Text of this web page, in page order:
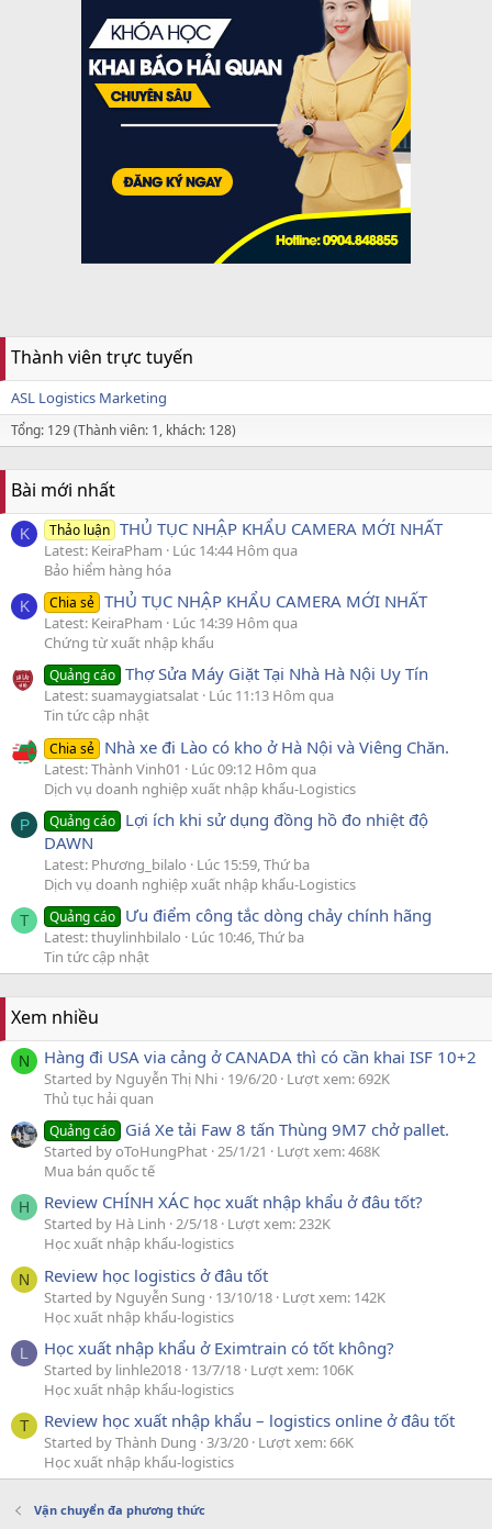
Thành viên trực tuyến
ASL Logistics Marketing
Tổng: 129 (Thành viên: 1, khách: 128)
Bài mới nhất
K Thảo luận THỦ TỤC NHẬP KHẨU CAMERA MỚI NHẤT
Latest: KeiraPham
Lúc 14:44 Hôm qua
Bảo hiểm hàng hóa
K Chia sẻ THỦ TỤC NHẬP KHẨU CAMERA MỚI NHẤT
Latest: KeiraPham
Lúc 14:39 Hôm qua
Chứng từ xuất nhập khẩu
Quảng cáo Thợ Sửa Máy Giặt Tại Nhà Hà Nội Uy Tín
Latest: suamaygiatsalat Lúc 11:13 Hôm qua
Tin tức cập nhật
Chia sẻ Nhà xe đi Lào có kho ở Hà Nội và Viêng Chăn.
Latest: Thành Vinh01
Lúc 09:12 Hôm qua
Dịch vụ doanh nghiệp xuất nhập khẩu-Logistics
P Quảng cáo Lợi ích khi sử dụng đồng hồ đo nhiệt độ
DAWN
Latest: Phương_bilalo
Lúc 15:59, Thứ ba
Dịch vụ doanh nghiệp xuất nhập khẩu-Logistics
T Quảng cáo Ưu điểm công tắc dòng chảy chính hãng
Latest: thuylinhbilalo
Lúc 10:46, Thứ ba
Tin tức cập nhật
Xem nhiều
N Hàng đi USA via cảng ở CANADA thì có cần khai ISF 10+2
Started by Nguyễn Thị Nhi 19/6/20 Lượt xem: 692K
Thủ tục hải quan
Quảng cáo Giá Xe tải Faw 8 tấn Thùng 9M7 chở pallet.
Started by oToHungPhat 25/1/21
Lượt xem: 468K
Mua bán quốc tế
H Review CHÍNH XÁC học xuất nhập khẩu ở đâu tốt?
Started by Hà Linh 2/5/18 Lượt xem: 232K
Học xuất nhập khẩu-logistics
N Review học logistics ở đâu tốt
Started by Nguyễn Sung 13/10/18 Lượt xem: 142K
Học xuất nhập khẩu-logistics
L Học xuất nhập khẩu ở Eximtrain có tốt không?
Started by linhle2018 13/7/18 Lượt xem: 106K
Học xuất nhập khẩu-logistics
T Review học xuất nhập khẩu – logistics online ở đâu tốt
Started by Thành Dung 3/3/20 Lượt xem: 66K
Học xuất nhập khẩu-logistics
Vận chuyển đa phương thức